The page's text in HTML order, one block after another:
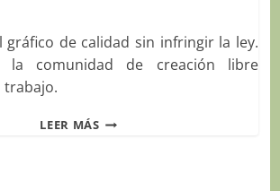
gráfico de calidad sin infringir la ley.
la comunidad de creación libre
trabajo.
LEER MÁSBANCOS